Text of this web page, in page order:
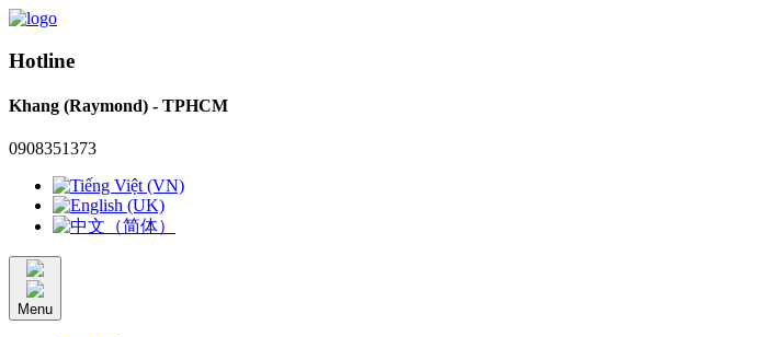
Hotline
Khang (Raymond) - TPHCM
0908351373
Menu